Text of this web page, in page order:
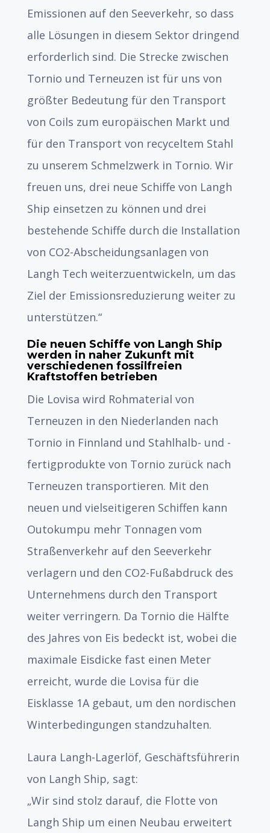
Emissionen auf den Seeverkehr, so dass
alle Lösungen in diesem Sektor dringend
erforderlich sind. Die Strecke zwischen
Tornio und Terneuzen ist für uns von
größter Bedeutung für den Transport
von Coils zum europäischen Markt und
für den Transport von recyceltem Stahl
zu unserem Schmelzwerk in Tornio. Wir
freuen uns, drei neue Schiffe von Langh
Ship einsetzen zu können und drei
bestehende Schiffe durch die Installation
von CO2-Abscheidungsanlagen von
Langh Tech weiterzuentwickeln, um das
Ziel der Emissionsreduzierung weiter zu
unterstützen.“
Die neuen Schiffe von Langh Ship
werden in naher Zukunft mit
verschiedenen fossilfreien
Kraftstoffen betrieben
Die Lovisa wird Rohmaterial von
Terneuzen in den Niederlanden nach
Tornio in Finnland und Stahlhalb- und -
fertigprodukte von Tornio zurück nach
Terneuzen transportieren. Mit den
neuen und vielseitigeren Schiffen kann
Outokumpu mehr Tonnagen vom
Straßenverkehr auf den Seeverkehr
verlagern und den CO2-Fußabdruck des
Unternehmens durch den Transport
weiter verringern. Da Tornio die Hälfte
des Jahres von Eis bedeckt ist, wobei die
maximale Eisdicke fast einen Meter
erreicht, wurde die Lovisa für die
Eisklasse 1A gebaut, um den nordischen
Winterbedingungen standzuhalten.
Laura Langh-Lagerlöf, Geschäftsführerin
von Langh Ship, sagt:
„Wir sind stolz darauf, die Flotte von
Langh Ship um einen Neubau erweitert